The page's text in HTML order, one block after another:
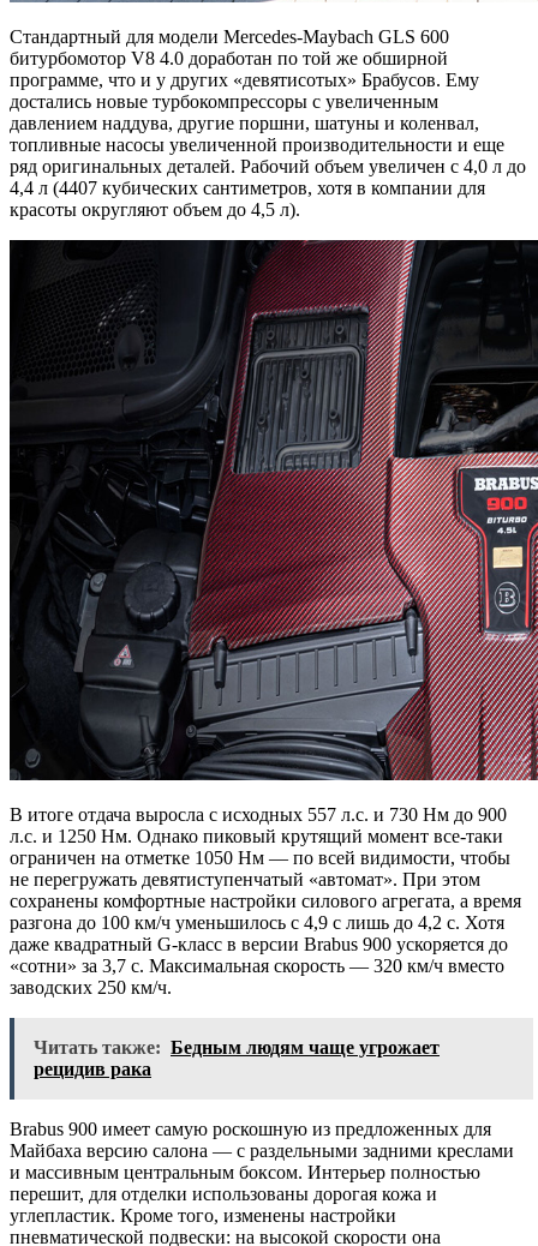
Стандартный для модели Mercedes-Maybach GLS 600
битурбомотор V8 4.0 доработан по той же обширной
программе, что и у других «девятисотых» Брабусов. Ему
достались новые турбокомпрессоры с увеличенным
давлением наддува, другие поршни, шатуны и коленвал,
топливные насосы увеличенной производительности и еще
ряд оригинальных деталей. Рабочий объем увеличен с 4,0 л до
4,4 л (4407 кубических сантиметров, хотя в компании для
красоты округляют объем до 4,5 л).
В итоге отдача выросла с исходных 557 л.с. и 730 Нм до 900
л.с. и 1250 Нм. Однако пиковый крутящий момент все-таки
ограничен на отметке 1050 Нм — по всей видимости, чтобы
не перегружать девятиступенчатый «автомат». При этом
сохранены комфортные настройки силового агрегата, а время
разгона до 100 км/ч уменьшилось с 4,9 с лишь до 4,2 с. Хотя
даже квадратный G-класс в версии Brabus 900 ускоряется до
«сотни» за 3,7 с. Максимальная скорость — 320 км/ч вместо
заводских 250 км/ч.
Читать также: Бедным людям чаще угрожает
рецидив рака
Brabus 900 имеет самую роскошную из предложенных для
Майбаха версию салона — с раздельными задними креслами
и массивным центральным боксом. Интерьер полностью
перешит, для отделки использованы дорогая кожа и
углепластик. Кроме того, изменены настройки
пневматической подвески: на высокой скорости она